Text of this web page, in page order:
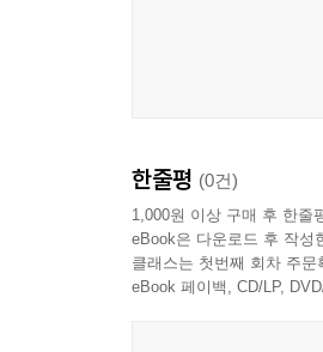
--- 본문 중에서
따뜻한 빛으로 위로를
그의 삶과 예술이 드라
『모네, 빛의 순간들』
한줄평 (0건)
1,000원 이상 구매 후 한줄
eBook은 다운로드 후 작성
클래스는 첫번째 회차 주
eBook 페이백, CD/LP,